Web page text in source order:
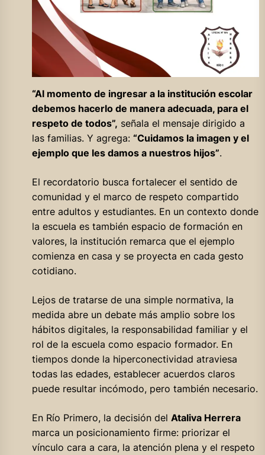
“Al momento de ingresar a la institución escolar
debemos hacerlo de manera adecuada, para el
respeto de todos”, señala el mensaje dirigido a
las familias. Y agrega: “Cuidamos la imagen y el
ejemplo que les damos a nuestros hijos”.
El recordatorio busca fortalecer el sentido de
comunidad y el marco de respeto compartido
entre adultos y estudiantes. En un contexto donde
la escuela es también espacio de formación en
valores, la institución remarca que el ejemplo
comienza en casa y se proyecta en cada gesto
cotidiano.
Lejos de tratarse de una simple normativa, la
medida abre un debate más amplio sobre los
hábitos digitales, la responsabilidad familiar y el
rol de la escuela como espacio formador. En
tiempos donde la hiperconectividad atraviesa
todas las edades, establecer acuerdos claros
puede resultar incómodo, pero también necesario.
En Río Primero, la decisión del Ataliva Herrera
marca un posicionamiento firme: priorizar el
vínculo cara a cara, la atención plena y el respeto